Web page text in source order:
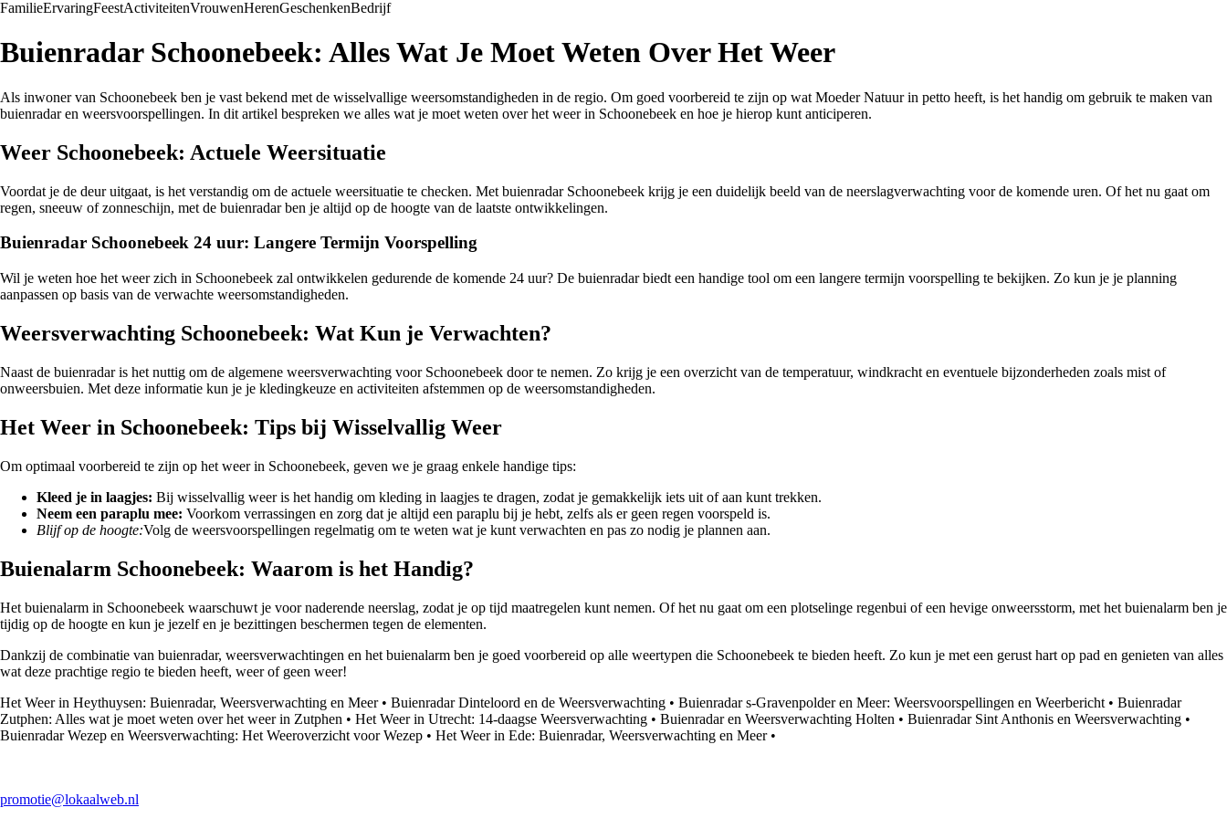
FamilieErvaringFeestActiviteitenVrouwenHerenGeschenkenBedrijf
Buienradar Schoonebeek: Alles Wat Je Moet Weten Over Het Weer
Als inwoner van Schoonebeek ben je vast bekend met de wisselvallige weersomstandigheden in de regio. Om goed voorbereid te zijn op wat Moeder Natuur in petto heeft, is het handig om gebruik te maken van
buienradar en weersvoorspellingen. In dit artikel bespreken we alles wat je moet weten over het weer in Schoonebeek en hoe je hierop kunt anticiperen.
Weer Schoonebeek: Actuele Weersituatie
Voordat je de deur uitgaat, is het verstandig om de actuele weersituatie te checken. Met buienradar Schoonebeek krijg je een duidelijk beeld van de neerslagverwachting voor de komende uren. Of het nu gaat om
regen, sneeuw of zonneschijn, met de buienradar ben je altijd op de hoogte van de laatste ontwikkelingen.
Buienradar Schoonebeek 24 uur: Langere Termijn Voorspelling
Wil je weten hoe het weer zich in Schoonebeek zal ontwikkelen gedurende de komende 24 uur? De buienradar biedt een handige tool om een langere termijn voorspelling te bekijken. Zo kun je je planning
aanpassen op basis van de verwachte weersomstandigheden.
Weersverwachting Schoonebeek: Wat Kun je Verwachten?
Naast de buienradar is het nuttig om de algemene weersverwachting voor Schoonebeek door te nemen. Zo krijg je een overzicht van de temperatuur, windkracht en eventuele bijzonderheden zoals mist of
onweersbuien. Met deze informatie kun je je kledingkeuze en activiteiten afstemmen op de weersomstandigheden.
Het Weer in Schoonebeek: Tips bij Wisselvallig Weer
Om optimaal voorbereid te zijn op het weer in Schoonebeek, geven we je graag enkele handige tips:
Kleed je in laagjes: Bij wisselvallig weer is het handig om kleding in laagjes te dragen, zodat je gemakkelijk iets uit of aan kunt trekken.
Neem een paraplu mee: Voorkom verrassingen en zorg dat je altijd een paraplu bij je hebt, zelfs als er geen regen voorspeld is.
Blijf op de hoogte:Volg de weersvoorspellingen regelmatig om te weten wat je kunt verwachten en pas zo nodig je plannen aan.
Buienalarm Schoonebeek: Waarom is het Handig?
Het buienalarm in Schoonebeek waarschuwt je voor naderende neerslag, zodat je op tijd maatregelen kunt nemen. Of het nu gaat om een plotselinge regenbui of een hevige onweersstorm, met het buienalarm ben je
tijdig op de hoogte en kun je jezelf en je bezittingen beschermen tegen de elementen.
Dankzij de combinatie van buienradar, weersverwachtingen en het buienalarm ben je goed voorbereid op alle weertypen die Schoonebeek te bieden heeft. Zo kun je met een gerust hart op pad en genieten van alles
wat deze prachtige regio te bieden heeft, weer of geen weer!
Het Weer in Heythuysen: Buienradar, Weersverwachting en Meer• Buienradar Dinteloord en de Weersverwachting • Buienradar s-Gravenpolder en Meer: Weersvoorspellingen en Weerbericht • Buienradar
Zutphen: Alles wat je moet weten over het weer in Zutphen • Het Weer in Utrecht: 14-daagse Weersverwachting • Buienradar en Weersverwachting Holten • Buienradar Sint Anthonis en Weersverwachting •
Buienradar Wezep en Weersverwachting: Het Weeroverzicht voor Wezep • Het Weer in Ede: Buienradar, Weersverwachting en Meer•
promotie@lokaalweb.nl